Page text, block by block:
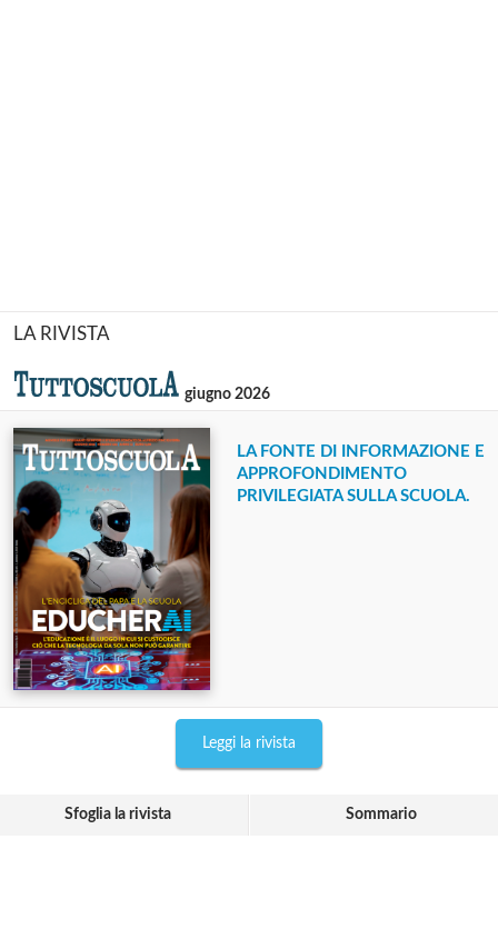
LA RIVISTA
giugno 2026
LA FONTE DI INFORMAZIONE E
APPROFONDIMENTO
PRIVILEGIATA SULLA SCUOLA.
Leggi la rivista
Sfoglia la rivista Sommario